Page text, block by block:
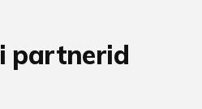
partnerid